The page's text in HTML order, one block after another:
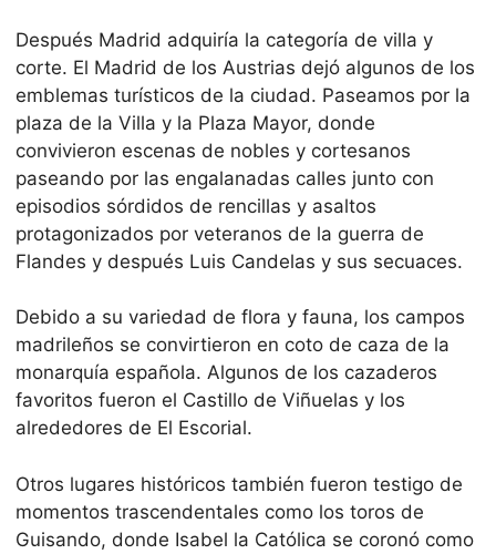
Después Madrid adquiría la categoría de villa y
corte. El Madrid de los Austrias dejó algunos de los
emblemas turísticos de la ciudad. Paseamos por la
plaza de la Villa y la Plaza Mayor, donde
convivieron escenas de nobles y cortesanos
paseando por las engalanadas calles junto con
episodios sórdidos de rencillas y asaltos
protagonizados por veteranos de la guerra de
Flandes y después Luis Candelas y sus secuaces.
Debido a su variedad de flora y fauna, los campos
madrileños se convirtieron en coto de caza de la
monarquía española. Algunos de los cazaderos
favoritos fueron el Castillo de Viñuelas y los
alrededores de El Escorial.
Otros lugares históricos también fueron testigo de
momentos trascendentales como los toros de
Guisando, donde Isabel la Católica se coronó como